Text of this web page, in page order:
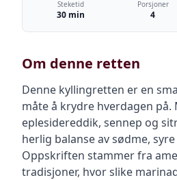
Steketid
30 min
Porsjoner
4
Om denne retten
Denne kyllingretten er en
måte å krydre hverdagen på.
eplesidereddik, sennep og
herlig balanse av sødme,
Oppskriften stammer fra
tradisjoner, hvor slike